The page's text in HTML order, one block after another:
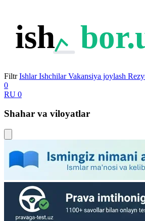
ish
Filtr Ishlar Ishchilar Vakansiya joylash
0
RU 0
Shahar va viloyatlar